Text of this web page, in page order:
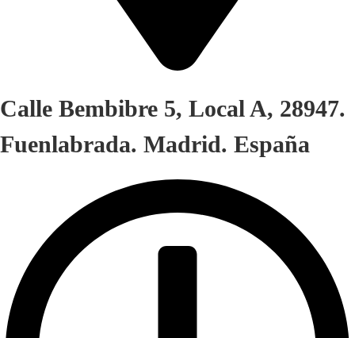
Calle Bembibre 5, Local A, 28947.
Fuenlabrada. Madrid. España